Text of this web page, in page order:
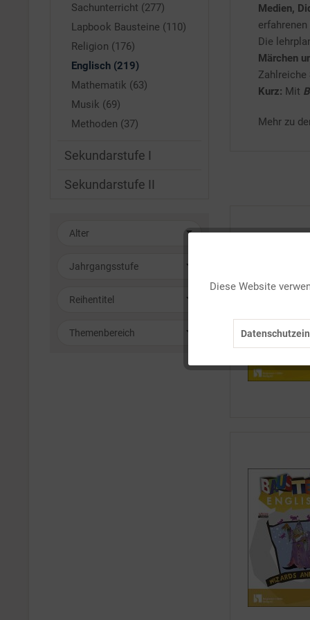
Sachunterricht (277)
Lapbook Bausteine (110)
Religion (176)
Englisch (219)
Mathematik (63)
Musik (69)
Methoden (37)
Sekundarstufe I
Sekundarstufe II
Alter
3-6 Jahre
Jahrgangsstufe
1-4
Reihentitel
Bausteine Englisch
Themenbereich
Medien,
erfahrenen
Die
Märchen
Zahlreiche
Kurz: Mit
Mehr zu
Diese Website